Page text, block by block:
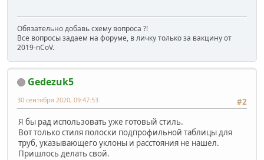
Обязательно добавь схему вопроса ?!
Все вопросы задаем на форуме, в личку только за вакцину от
2019-nCoV.
Gedezuk5
#2
30 сентября 2020, 09:47:53
Я бы рад использовать уже готовый стиль.
Вот только стиля полоски подпрофильной таблицы для
труб, указывающего уклоны и расстояния не нашел.
Пришлось делать свой.